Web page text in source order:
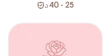
25 - 40 د